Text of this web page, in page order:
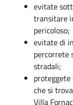
evitate
transitare
pericoloso;
evitate di
percorrete
stradali;
che si
Villa